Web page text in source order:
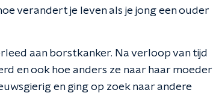
verandert je leven als je jong een ouder
aan borstkanker. Na verloop van tijd
en ook hoe anders ze naar haar moeder
en ging op zoek naar andere